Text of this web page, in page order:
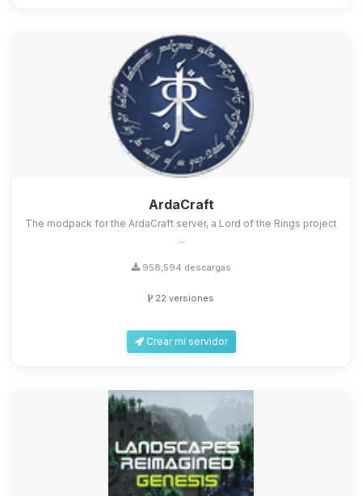
ArdaCraft
The modpack for the ArdaCraft server, a Lord of the Rings project
...
958,594 descargas
22 versiones
Crear mi servidor